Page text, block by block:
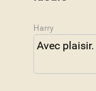
Harry
Avec